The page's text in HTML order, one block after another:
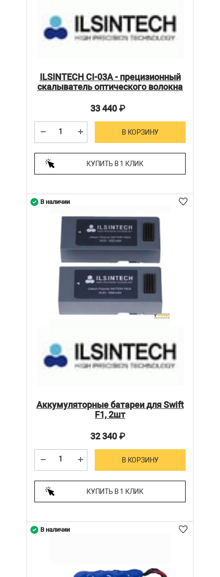
ILSINTECH CI-03А - прецизионный
скалыватель оптического волокна
33 440₽
В КОРЗИНУ
КУПИТЬ В 1 КЛИК
Аккумуляторные батареи для Swift
F1, 2шт
32 340₽
В КОРЗИНУ
КУПИТЬ В 1 КЛИК
В наличии
В наличии